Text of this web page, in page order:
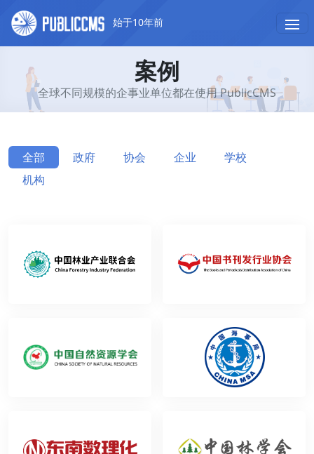
始于10年前
案例
全球不同规模的企事业单位都在使用 PublicCMS
全部 政府 协会 企业
学校
机构